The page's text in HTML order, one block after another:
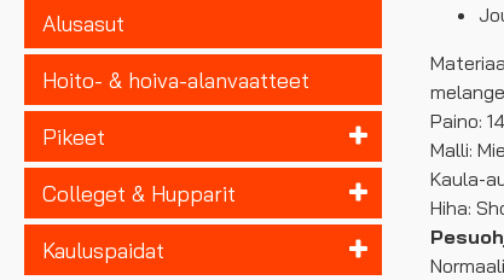
Alusasut
Hoito- & hoiva-alanvaatteet
Pikeet
Colleget & Hupparit
Kauluspaidat
Paino:
Malli:
Kaula-
Hiha: